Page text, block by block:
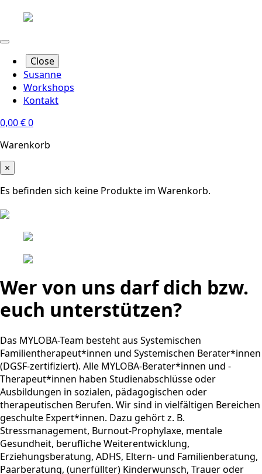
Close
Susanne
Workshops
Kontakt
0,00€0
Warenkorb
×
Es befinden sich keine Produkte im Warenkorb.
Wer von uns darf dich bzw.
euch unterstützen?
Das MYLOBA-Team besteht aus Systemischen
Familientherapeut*innen und Systemischen Berater*innen
(DGSF-zertifiziert). Alle MYLOBA-Berater*innen und -
Therapeut*innen haben Studienabschlüsse oder
Ausbildungen in sozialen, pädagogischen oder
therapeutischen Berufen. Wir sind in vielfältigen Bereichen
geschulte Expert*innen. Dazu gehört z. B.
Stressmanagement, Burnout-Prophylaxe, mentale
Gesundheit, berufliche Weiterentwicklung,
Erziehungsberatung, ADHS, Eltern- und Familienberatung,
Paarberatung, (unerfüllter) Kinderwunsch, Trauer oder